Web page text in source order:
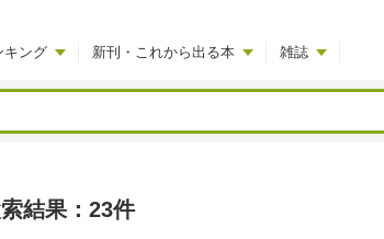
キング 新刊・これから出る本 雑誌
結果：23件